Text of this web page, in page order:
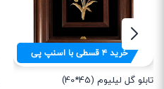
خرید۴قسطی با اسنپ پی
تابلو گل لیلیوم (45*40)